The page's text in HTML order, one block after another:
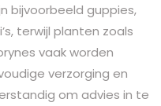
bijvoorbeeld guppies,
terwijl planten zoals
vaak worden
verzorging en
om advies in te